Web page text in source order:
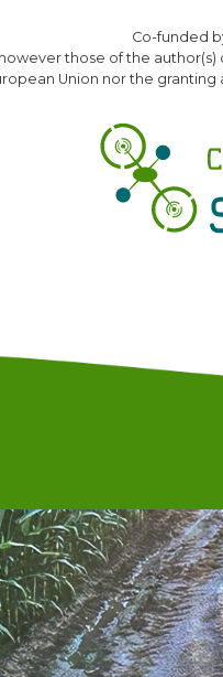
Co-funded
those of the
Union nor the